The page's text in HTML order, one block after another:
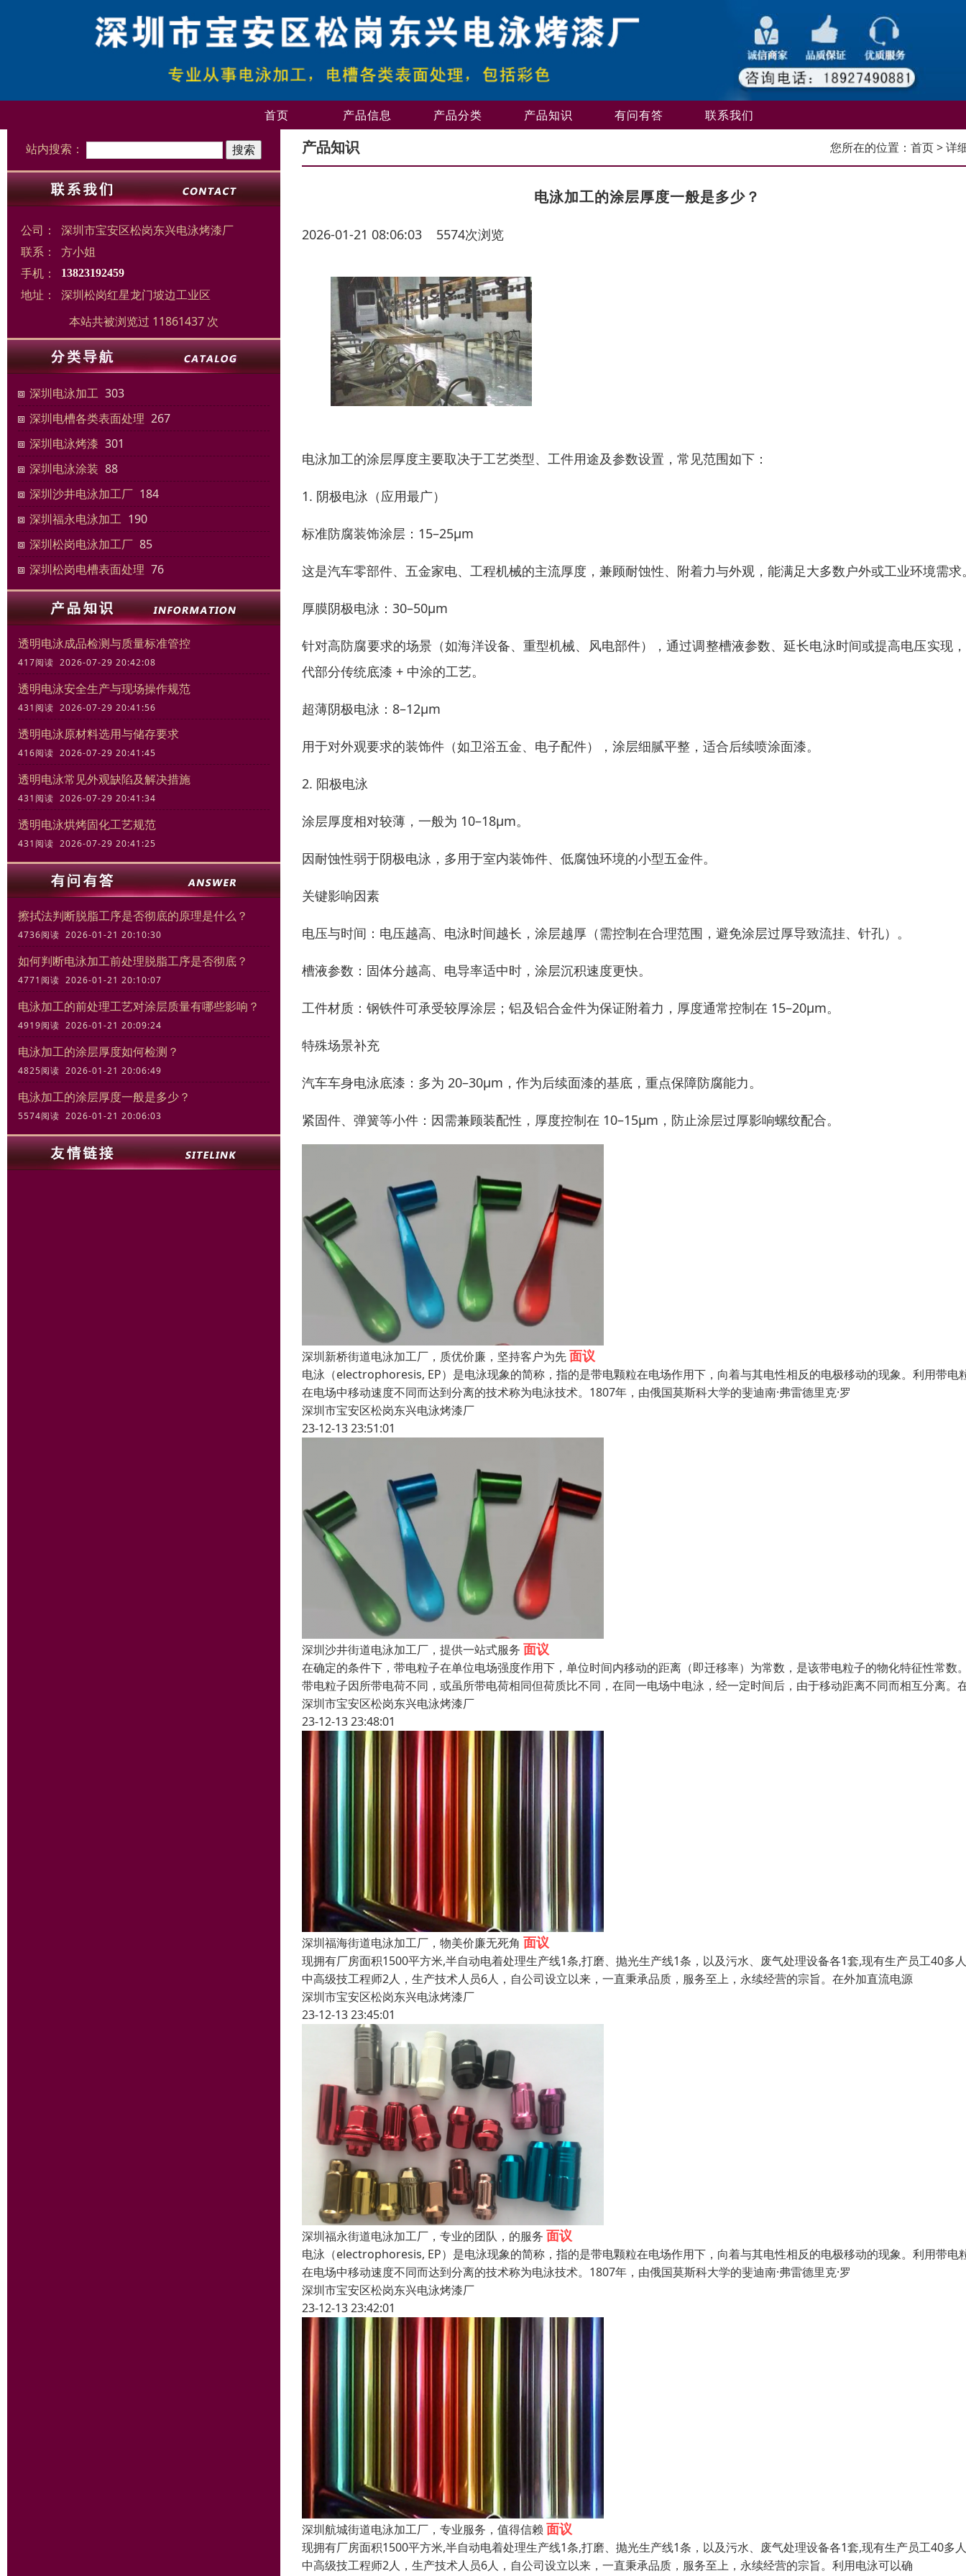
首页 产品信息 产品分类 产品知识 有问有答 联系我们
站内搜索：
公司：
深圳市宝安区松岗东兴电泳烤漆厂
联系：
方小姐
手机：
13823192459
地址：
深圳松岗红星龙门坡边工业区
本站共被浏览过 11861437 次
深圳电泳加工 303
深圳电槽各类表面处理 267
深圳电泳烤漆 301
深圳电泳涂装 88
深圳沙井电泳加工厂 184
深圳福永电泳加工 190
深圳松岗电泳加工厂 85
深圳松岗电槽表面处理 76
透明电泳成品检测与质量标准管控
417阅读 2026-07-29 20:42:08
透明电泳安全生产与现场操作规范
431阅读 2026-07-29 20:41:56
透明电泳原材料选用与储存要求
416阅读 2026-07-29 20:41:45
透明电泳常见外观缺陷及解决措施
431阅读 2026-07-29 20:41:34
透明电泳烘烤固化工艺规范
431阅读 2026-07-29 20:41:25
擦拭法判断脱脂工序是否彻底的原理是什么？
4736阅读 2026-01-21 20:10:30
如何判断电泳加工前处理脱脂工序是否彻底？
4771阅读 2026-01-21 20:10:07
电泳加工的前处理工艺对涂层质量有哪些影响？
4919阅读 2026-01-21 20:09:24
电泳加工的涂层厚度如何检测？
4825阅读 2026-01-21 20:06:49
电泳加工的涂层厚度一般是多少？
5574阅读 2026-01-21 20:06:03
产品知识 您所在的位置： 首页> 详
电泳加工的涂层厚度一般是多少？
2026-01-21 08:06:03 5574次浏览
电泳加工的涂层厚度主要取决于工艺类型、工件用途及参数设置，常见范围如下：
1. 阴极电泳（应用最广）
标准防腐装饰涂层：15–25μm
这是汽车零部件、五金家电、工程机械的主流厚度，兼顾耐蚀性、附着力与外观，能满足大多数户外或工业环境需求
厚膜阴极电泳：30–50μm
针对高防腐要求的场景（如海洋设备、重型机械、风电部件），通过调整槽液参数、延长电泳时间或提高电压实现
代部分传统底漆 + 中涂的工艺。
超薄阴极电泳：8–12μm
用于对外观要求的装饰件（如卫浴五金、电子配件），涂层细腻平整，适合后续喷涂面漆。
2. 阳极电泳
涂层厚度相对较薄，一般为 10–18μm。
因耐蚀性弱于阴极电泳，多用于室内装饰件、低腐蚀环境的小型五金件。
关键影响因素
电压与时间：电压越高、电泳时间越长，涂层越厚（需控制在合理范围，避免涂层过厚导致流挂、针孔）。
槽液参数：固体分越高、电导率适中时，涂层沉积速度更快。
工件材质：钢铁件可承受较厚涂层；铝及铝合金件为保证附着力，厚度通常控制在 15–20μm。
特殊场景补充
汽车车身电泳底漆：多为 20–30μm，作为后续面漆的基底，重点保障防腐能力。
紧固件、弹簧等小件：因需兼顾装配性，厚度控制在 10–15μm，防止涂层过厚影响螺纹配合。
深圳新桥街道电泳加工厂，质优价廉，坚持客户为先面议
电泳（electrophoresis, EP）是电泳现象的简称，指的是带电颗粒在电场作用下，向着与其电性相反的电极移动的现象。利用带电
在电场中移动速度不同而达到分离的技术称为电泳技术。1807年，由俄国莫斯科大学的斐迪南·弗雷德里克·罗
深圳市宝安区松岗东兴电泳烤漆厂
23-12-13 23:51:01
深圳沙井街道电泳加工厂，提供一站式服务 面议
在确定的条件下，带电粒子在单位电场强度作用下，单位时间内移动的距离（即迁移率）为常数，是该带电粒子的物化特征性常数
带电粒子因所带电荷不同，或虽所带电荷相同但荷质比不同，在同一电场中电泳，经一定时间后，由于移动距离不同而相互分离。
深圳市宝安区松岗东兴电泳烤漆厂
23-12-13 23:48:01
深圳福海街道电泳加工厂，物美价廉无死角 面议
现拥有厂房面积1500平方米,半自动电着处理生产线1条,打磨、抛光生产线1条，以及污水、废气处理设备各1套,现有生产员工40多
中高级技工程师2人，生产技术人员6人，自公司设立以来，一直秉承品质，服务至上，永续经营的宗旨。在外加直流电源
深圳市宝安区松岗东兴电泳烤漆厂
23-12-13 23:45:01
深圳福永街道电泳加工厂，专业的团队，的服务 面议
电泳（electrophoresis, EP）是电泳现象的简称，指的是带电颗粒在电场作用下，向着与其电性相反的电极移动的现象。利用带电
在电场中移动速度不同而达到分离的技术称为电泳技术。1807年，由俄国莫斯科大学的斐迪南·弗雷德里克·罗
深圳市宝安区松岗东兴电泳烤漆厂
23-12-13 23:42:01
深圳航城街道电泳加工厂，专业服务，值得信赖 面议
现拥有厂房面积1500平方米,半自动电着处理生产线1条,打磨、抛光生产线1条，以及污水、废气处理设备各1套,现有生产员工40多
中高级技工程师2人，生产技术人员6人，自公司设立以来，一直秉承品质，服务至上，永续经营的宗旨。利用电泳可以确